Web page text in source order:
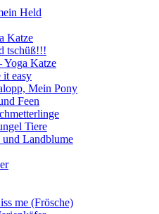
Held
Katze
tschüß!!!
Yoga Katze
it easy
Mein Pony
Feen
Tiere
und Landblume
me (Frösche)